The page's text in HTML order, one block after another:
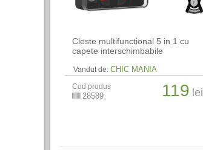
Cleste multifunctional 5 in 1 cu
capete interschimbabile
Vandut de: CHIC MANIA
Cod produs
28589 119 lei